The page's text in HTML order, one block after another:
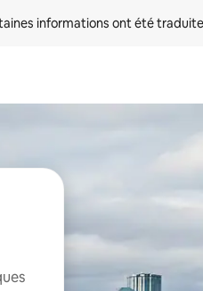
informations ont été